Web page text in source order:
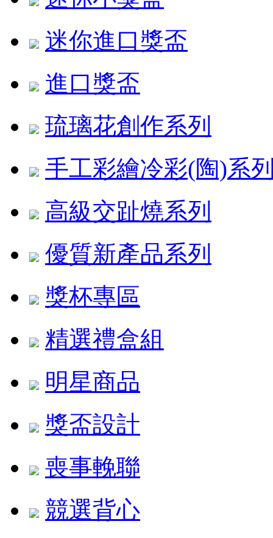
迷你進口獎盃
進口獎盃
琉璃花創作系列
手工彩繪冷彩(陶)系
高級交趾燒系列
優質新產品系列
獎杯專區
精選禮盒組
明星商品
獎盃設計
喪事輓聯
競選背心